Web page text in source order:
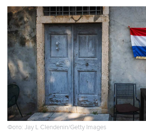
Фото: Jay L Clendenin/Getty Images